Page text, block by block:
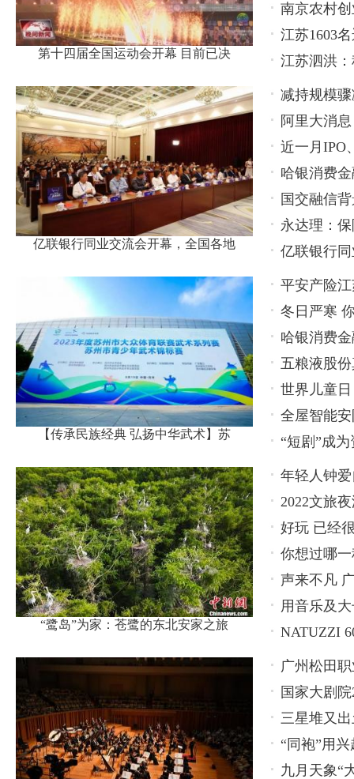
第十四届全国运动会开幕 目前已决
南京农村
江苏1603
江苏泗洪
亿联银行同业交流会开幕，全国各地
减持规模
持，还有
阿里大消
近一月IPO
衡关键在
哈银消费
国交融信
永达理：
亿联银行
名代表
【传承民族经典 弘扬中华武术】苏
平安产险
张楼村
冬日严寒
哈银消费
保护工作
五粮液股
出怎样火花
世界儿童
州举办
全屋智能
“短剧”成
有潜力
“鹭岛”为家：苍鹭的东北安家之旅
年轻人钟
2022文旅
博览会
好玩 已经
你想过哪
声来不凡
用音乐及
NATUZZI
广州松田
养新模式
国家大剧
三星堆又
“同袍”用
九月天象“